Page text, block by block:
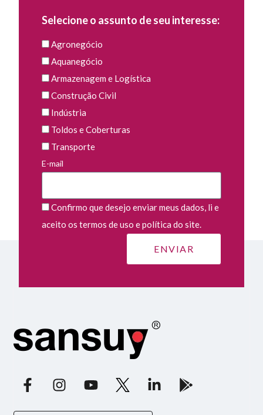
Selecione o assunto de seu interesse:
Agronegócio
Aquanegócio
Armazenagem e Logística
Construção Civil
Indústria
Toldos e Coberturas
Transporte
E-mail
Confirmo que desejo enviar meus dados, li e
aceito os termos de uso e política do site.